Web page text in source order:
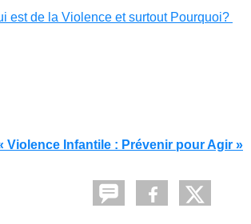
est de la Violence et surtout Pourquoi?
Violence Infantile : Prévenir pour Agir »